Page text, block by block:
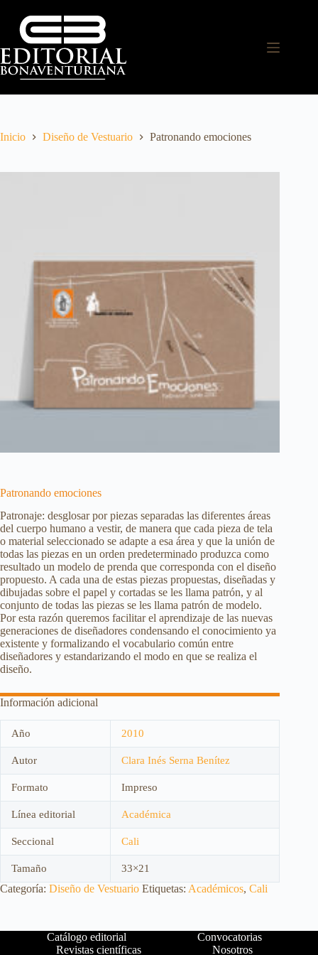
Inicio Diseño de Vestuario Patronando emociones
Patronando emociones
Patronaje: desglosar por piezas separadas las diferentes áreas
del cuerpo humano a vestir, de manera que cada pieza de tela
o material seleccionado se adapte a esa área y que la unión de
todas las piezas en un orden predeterminado produzca como
resultado un modelo de prenda que corresponda con el diseño
propuesto. A cada una de estas piezas propuestas, diseñadas y
dibujadas sobre el papel y cortadas se les llama patrón, y al
conjunto de todas las piezas se les llama patrón de modelo.
Por esta razón queremos facilitar el aprendizaje de las nuevas
generaciones de diseñadores condensando el conocimiento ya
existente y formalizando el vocabulario común entre
diseñadores y estandarizando el modo en que se realiza el
diseño.
Información adicional
Año 2010
Autor Clara Inés Serna Benítez
Formato Impreso
Línea editorial Académica
Seccional Cali
Tamaño 33×21
Categoría: Diseño de Vestuario Etiquetas: Académicos, Cali
Catálogo editorial
Convocatorias
Revistas científicas
Nosotros